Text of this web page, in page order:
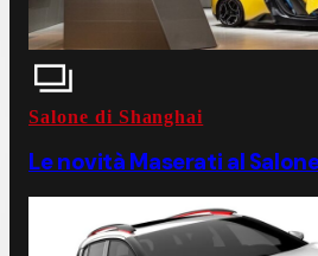
Salone di Shanghai
Le novità Maserati al